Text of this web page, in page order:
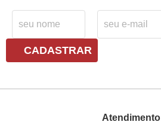
CADASTRAR
Atendimento